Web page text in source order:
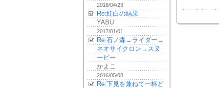
2018/04/23
Re:紅白の結果
YABU
2017/01/01
Re:石ノ森→ライダー→
ネオサイクロン→スヌ
ーピー
かよこ
2016/05/08
Re:下見を兼ねて一杯ど